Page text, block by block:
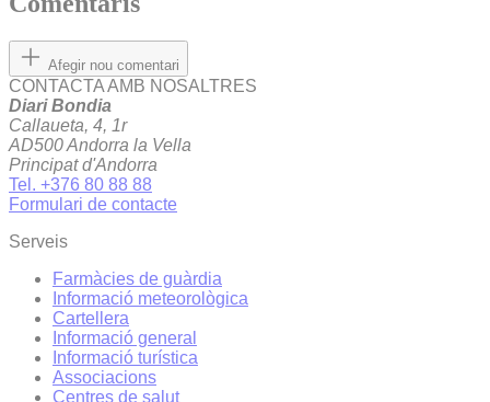
Afegir nou comentari
CONTACTA AMB NOSALTRES
Diari Bondia
Callaueta, 4, 1r
AD500 Andorra la Vella
Principat d'Andorra
Tel. +376 80 88 88
Formulari de contacte
Serveis
Farmàcies de guàrdia
Informació meteorològica
Cartellera
Informació general
Informació turística
Associacions
Centres de salut